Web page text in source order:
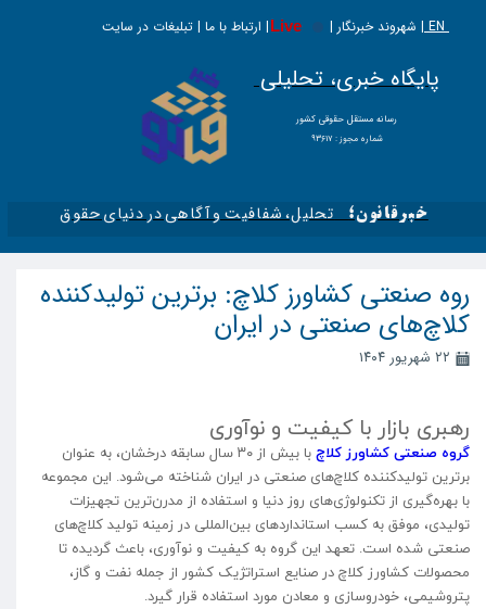
EN | شهروند خبرنگار | | ارتباط با ما | تبلیغات در سایت
Live
پایگاه خبری، تحلیلی
​​​​رسانه مستقل حقوقی کشور
شماره مجوز : ۹۳۶۱۷
خبرقانون؛ تحلیل، شفافیت و آگاهی در دنیای حقوق​​​​​​​
روه صنعتی کشاورز کلاچ: برترین تولیدکننده
کلاچ‌های صنعتی در ایران
۲۲ شهریور ۱۴۰۴
رهبری بازار با کیفیت و نوآوری
گروه صنعتی کشاورز کلاچ
با بیش از ۳۰ سال سابقه درخشان، به عنوان
برترین تولیدکننده کلاچ‌های صنعتی در ایران شناخته می‌شود. این مجموعه
با بهره‌گیری از تکنولوژی‌های روز دنیا و استفاده از مدرن‌ترین تجهیزات
تولیدی، موفق به کسب استانداردهای بین‌المللی در زمینه تولید کلاچ‌های
صنعتی شده است. تعهد این گروه به کیفیت و نوآوری، باعث گردیده تا
محصولات کشاورز کلاچ در صنایع استراتژیک کشور از جمله نفت و گاز،
پتروشیمی، خودروسازی و معادن مورد استفاده قرار گیرد.